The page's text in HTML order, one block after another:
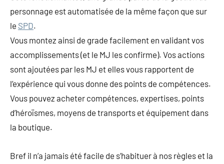
personnage est automatisée de la même façon que sur
le SPD.
Vous montez ainsi de grade facilement en validant vos
accomplissements (et le MJ les confirme). Vos actions
sont ajoutées par les MJ et elles vous rapportent de
l’expérience qui vous donne des points de compétences.
Vous pouvez acheter compétences, expertises, points
d’héroïsmes, moyens de transports et équipement dans
la boutique.
Bref il n’a jamais été facile de s’habituer à nos règles et la